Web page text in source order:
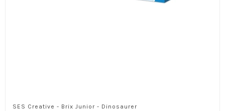
SES Creative - Brix Junior - Dinosaurer